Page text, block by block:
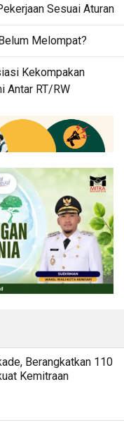
Sesuai Aturan
Melompat?
Kekompakan
Antar RT/RW
Berangkatkan 110
Kemitraan